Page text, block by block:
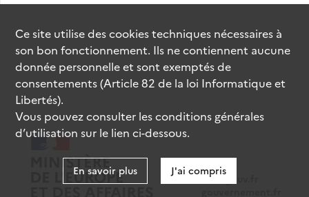
data.gouv.fr
Ce site utilise descookiestechniques nécessaires à
son bon fonctionnement. Ils ne contiennent aucune
donnée personnelle et sont exemptés de
consentements (Article 82 de la loi Informatique et
Libertés).
Vous pouvez consulter les conditions générales
d’utilisation sur le lien ci-dessous.
En savoir plus J'ai compris